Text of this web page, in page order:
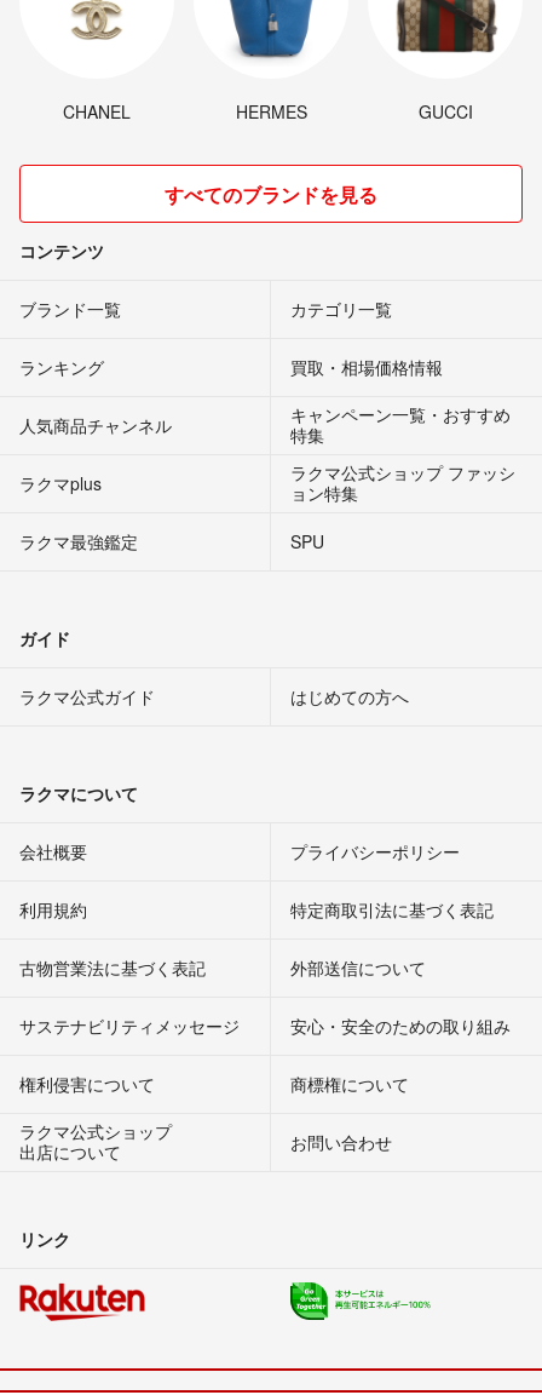
CHANEL HERMES GUCCI
すべてのブランドを見る
コンテンツ
ブランド一覧 カテゴリ一覧
ランキング 買取・相場価格情報
人気商品チャンネル
キャンペーン一覧・おすすめ
特集
ラクマplus
ラクマ公式ショップ ファッシ
ョン特集
ラクマ最強鑑定
SPU
ガイド
ラクマ公式ガイド はじめての方へ
ラクマについて
会社概要 プライバシーポリシー
利用規約 特定商取引法に基づく表記
古物営業法に基づく表記 外部送信について
サステナビリティメッセージ 安心・安全のための取り組み
権利侵害について
商標権について
ラクマ公式ショップ
出店について
お問い合わせ
リンク